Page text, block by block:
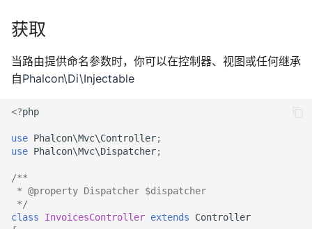
获取
当路由提供命名参数时，你可以在控制器、视图或任何继承
自Phalcon\Di\Injectable
<?php
use Phalcon\Mvc\Controller;
use Phalcon\Mvc\Dispatcher;
/**
* @property Dispatcher $dispatcher
*/
class
InvoicesController extends
Controller